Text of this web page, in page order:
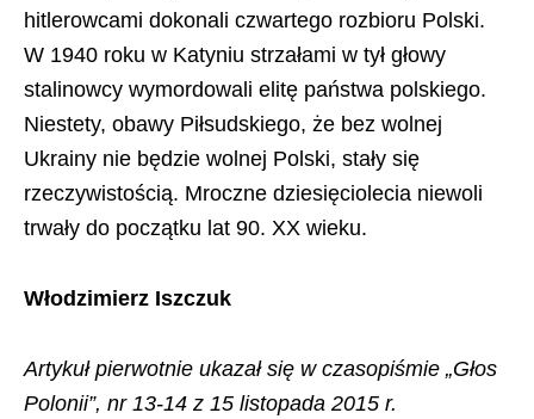
hitlerowcami dokonali czwartego rozbioru Polski.
W 1940 roku w Katyniu strzałami w tył głowy
stalinowcy wymordowali elitę państwa polskiego.
Niestety, obawy Piłsudskiego, że bez wolnej
Ukrainy nie będzie wolnej Polski, stały się
rzeczywistością. Mroczne dziesięciolecia niewoli
trwały do początku lat 90. XX wieku.
Włodzimierz Iszczuk
Artykuł pierwotnie ukazał się w czasopiśmie „Głos
Polonii”, nr 13-14 z 15 listopada 2015 r.